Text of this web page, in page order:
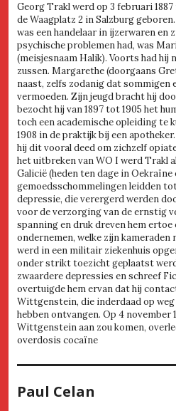
Georg Trakl werd op 3 februari
de Waagplatz 2 in Salzburg
was een handelaar in ijzerwaren en
psychische problemen had, was
(meisjesnaam Halik). Voorts had hij
zussen. Margarethe (doorgaans
naast, zelfs zodanig dat sommigen
vermoeden. Zijn jeugd bracht hij
bezocht hij van 1897 tot 1905 het
toch een academische opleiding te
1908 in de praktijk bij een
hij dit vooral deed om zichzelf
het uitbreken van WO I werd Trakl
Galicië (heden ten dage in
gemoedsschommelingen leidden
depressie, die verergerd werden
voor de verzorging van de ernstig
spanning en druk dreven hem
ondernemen, welke zijn
werd in een militair ziekenhuis
onder strikt toezicht geplaatst
zwaardere depressies en schreef
overtuigde hem ervan dat hij
Wittgenstein, die inderdaad op
hebben ontvangen. Op 4 november
Wittgenstein aan zou komen,
overdosis cocaïne
Paul Celan